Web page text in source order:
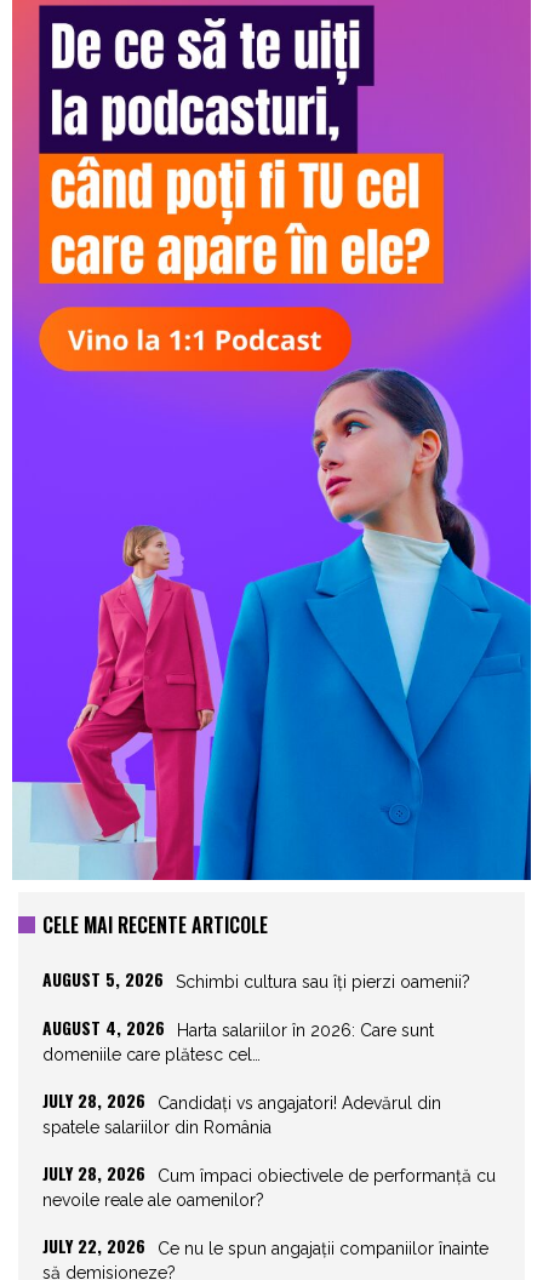
CELE MAI RECENTE ARTICOLE
AUGUST 5, 2026 Schimbi cultura sau îți pierzi oamenii?
AUGUST 4, 2026
Harta salariilor în 2026: Care sunt
domeniile care plătesc cel…
JULY 28, 2026
Candidați vs angajatori! Adevărul din
spatele salariilor din România
JULY 28, 2026
Cum împaci obiectivele de performanță cu
nevoile reale ale oamenilor?
JULY 22, 2026
Ce nu le spun angajații companiilor înainte
să demisioneze?